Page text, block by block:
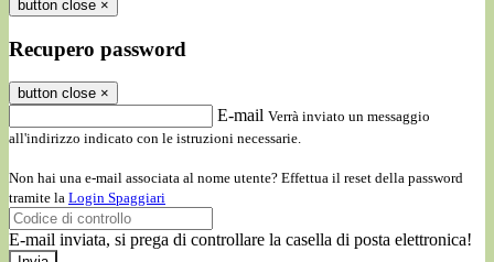
button close ×
Recupero password
button close ×
E-mail Verrà inviato un messaggio
all'indirizzo indicato con le istruzioni necessarie.
Non hai una e-mail associata al nome utente? Effettua il reset della password
tramite la Login Spaggiari
E-mail inviata, si prega di controllare la casella di posta elettronica!